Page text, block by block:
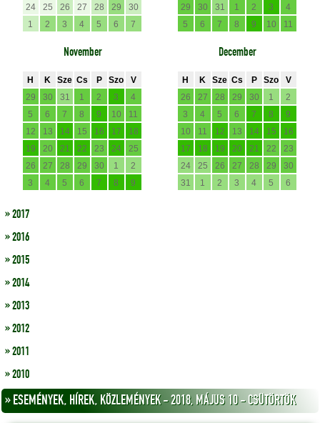
24
25 26 27 28 29
30
1
2 3 4 5 6 7
29
30 31 1 2 3
4
5
6 7 8 9 10 11
November
H K Sze Cs P Szo
V
29
30 31 1 2 3
4
5
6 7 8 9 10
11
12
13 14 15 16 17
18
19
20 21 22 23 24
25
26
27 28 29 30 1
2
3
4 5 6 7 8 9
December
H K Sze Cs P Szo
V
26
27 28 29 30 1
2
3
4 5 6 7 8
9
10
11 12 13 14 15
16
17
18 19 20 21 22
23
24
25 26 27 28 29
30
31
1 2 3 4 5 6
» 2017
» 2016
» 2015
» 2014
» 2013
» 2012
» 2011
» 2010
» ESEMÉNYEK, HÍREK, KÖZLEMÉNYEK - 2018, MÁJUS 10 - CSÜTÖRTÖK